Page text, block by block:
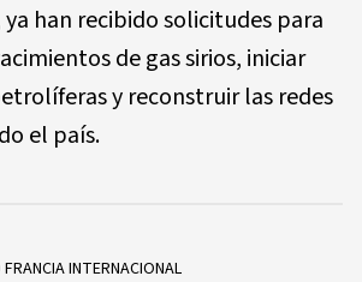
han recibido solicitudes para
de gas sirios, iniciar
y reconstruir las redes
el país.
INTERNACIONAL